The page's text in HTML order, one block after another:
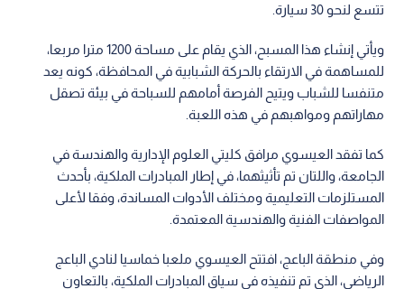
تتسع لنحو 30 سيارة.
ويأتي إنشاء هذا المسبح، الذي يقام على مساحة 1200 مترا مربعا،
للمساهمة في الارتقاء بالحركة الشبابية في المحافظة، كونه يعد
متنفسا للشباب ويتيح الفرصة أمامهم للسباحة في بيئة تصقل
مهاراتهم ومواهبهم في هذه اللعبة.
كما تفقد العيسوي مرافق كليتي العلوم الإدارية والهندسة في
الجامعة، واللتان تم تأثيثهما، في إطار المبادرات الملكية، بأحدث
المستلزمات التعليمية ومختلف الأدوات المساندة، وفقا لأعلى
المواصفات الفنية والهندسية المعتمدة.
وفي منطقة الباعج، افتتح العيسوي ملعبا خماسيا لنادي الباعج
الرياضي، الذي تم تنفيذه في سياق المبادرات الملكية، بالتعاون